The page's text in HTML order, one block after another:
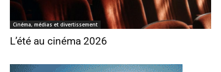
Cinéma, médias et divertissement
L’été au cinéma 2026